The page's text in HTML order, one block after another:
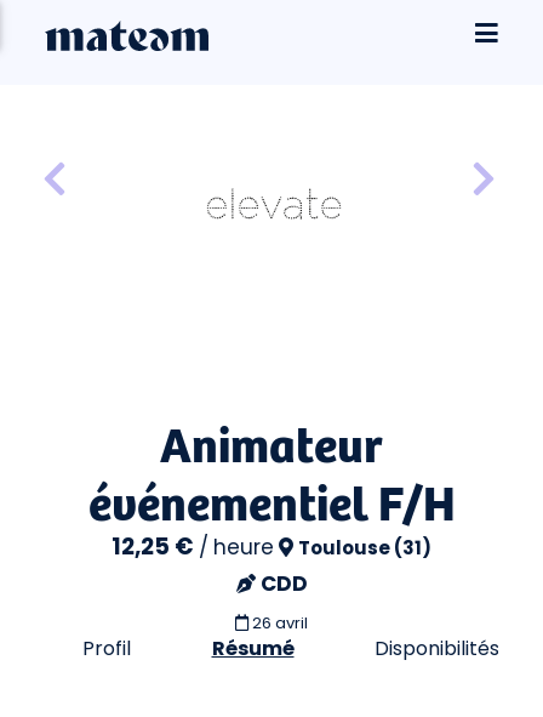
Animateur
événementiel F/H
12,25 € / heure Toulouse (31)
CDD
26 avril
Profil Résumé Disponibilités